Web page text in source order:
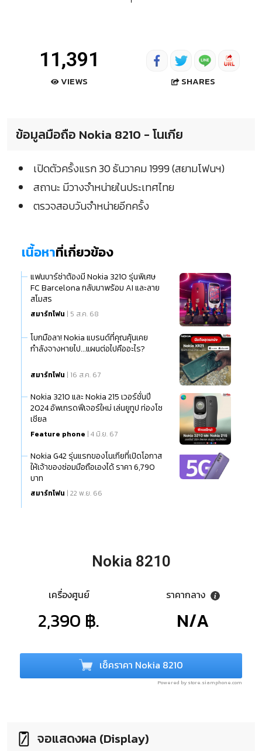
11,391
VIEWS SHARES
ข้อมูลมือถือ Nokia 8210 - โนเกีย
เปิดตัวครั้งแรก 30 ธันวาคม 1999 (สยามโฟนฯ)
สถานะ มีวางจำหน่ายในประเทศไทย
ตรวจสอบวันจำหน่ายอีกครั้ง
เนื้อหาที่เกี่ยวข้อง
แฟนบาร์ซ่าต้องมี Nokia 3210 รุ่นพิเศษ
FC Barcelona กลับมาพร้อม AI และลาย
สโมสร
สมาร์ทโฟน | 5 ส.ค. 68
โบกมือลา! Nokia แบรนด์ที่คุณคุ้นเคย
กำลังจางหายไป...แผนต่อไปคืออะไร?
สมาร์ทโฟน | 16 ส.ค. 67
Nokia 3210 และ Nokia 215 เวอร์ชั่นปี
2024 อัพเกรดฟีเจอร์ใหม่ เล่นยูทูป ท่องโซ
เชียล
Feature phone | 4 มิ.ย. 67
Nokia G42 รุ่นแรกของโนเกียที่เปิดโอกาส
ให้เจ้าของซ่อมมือถือเองได้ ราคา 6,790
บาท
สมาร์ทโฟน | 22 พ.ย. 66
Nokia 8210
เครื่องศูนย์
2,390 ฿.
ราคากลาง
N/A
เช็คราคา Nokia 8210
Powered by store.siamphone.com
จอแสดงผล (Display)